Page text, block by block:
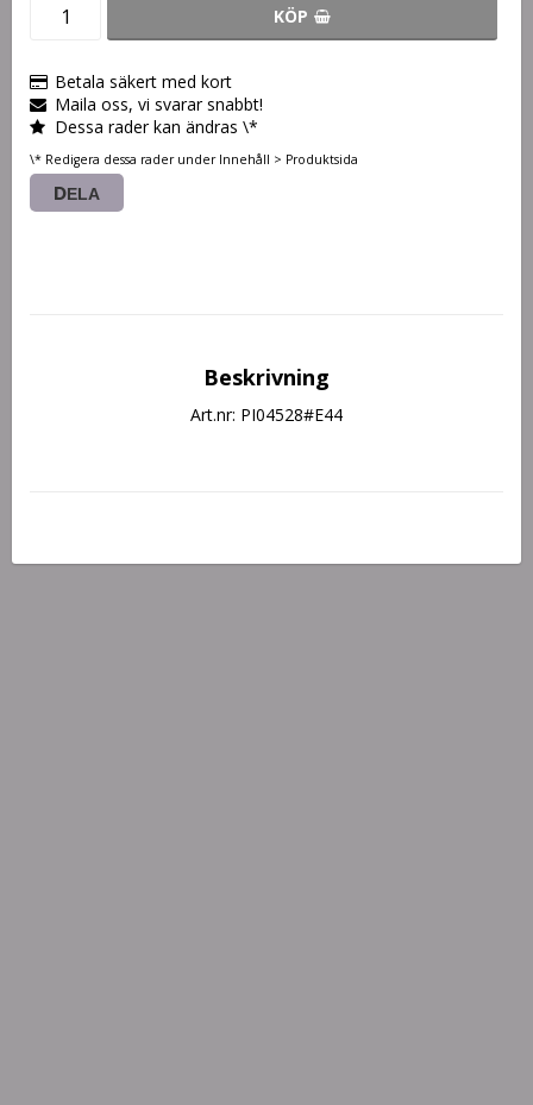
KÖP
Betala säkert med kort
Maila oss, vi svarar snabbt!
Dessa rader kan ändras \*
\* Redigera dessa rader under Innehåll > Produktsida
DELA
Beskrivning
Art.nr: PI04528#E44